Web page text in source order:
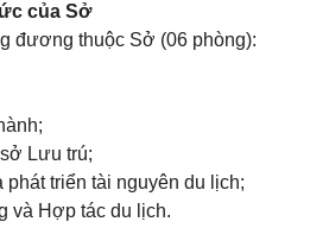
của Sở
đương thuộc Sở (06 phòng):
Lưu trú;
phát triển tài nguyên du lịch;
và Hợp tác du lịch.